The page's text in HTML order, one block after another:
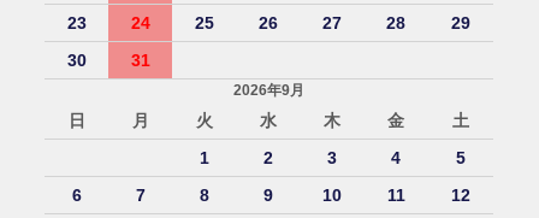
23
24 25 26 27 28
29
30
31
2026年9月
日 月 火 水 木 金
土
1
2 3 4
5
6
7 8 9 10 11
12